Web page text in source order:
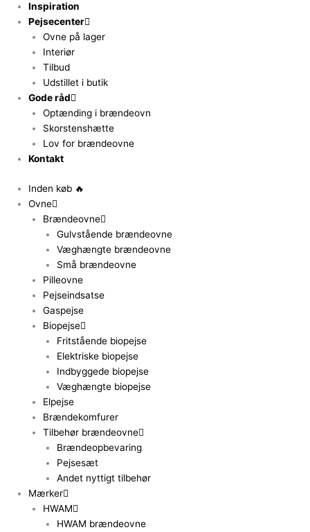
Inspiration
Pejsecenter
Ovne på lager
Interiør
Tilbud
Udstillet i butik
Gode råd
Optænding i brændeovn
Skorstenshætte
Lov for brændeovne
Kontakt
Inden køb 🔥
Ovne
Brændeovne
Gulvstående brændeovne
Væghængte brændeovne
Små brændeovne
Pilleovne
Pejseindsatse
Gaspejse
Biopejse
Fritstående biopejse
Elektriske biopejse
Indbyggede biopejse
Væghængte biopejse
Elpejse
Brændekomfurer
Tilbehør brændeovne
Brændeopbevaring
Pejsesæt
Andet nyttigt tilbehør
Mærker
HWAM
HWAM brændeovne